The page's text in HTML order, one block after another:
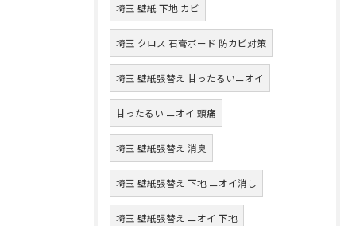
埼玉 壁紙 下地 カビ
埼玉 クロス 石膏ボード 防カビ対策
埼玉 壁紙張替え 甘ったるいニオイ
甘ったるい ニオイ 頭痛
埼玉 壁紙張替え 消臭
埼玉 壁紙張替え 下地 ニオイ消し
埼玉 壁紙張替え ニオイ 下地